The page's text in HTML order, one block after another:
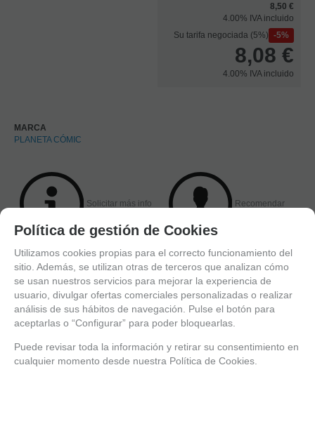
8,50 €
4.00% IVA incluido
Su tarifa negociada (5%)
5%
8,08 €
4.00% IVA incluido
MARCA
PLANETA CÓMIC
Solicitar más info Recomendar
Valorar
Entérate de lo último
Política de gestión de Cookies
Utilizamos cookies propias para el correcto funcionamiento del
sitio. Además, se utilizan otras de terceros que analizan cómo
se usan nuestros servicios para mejorar la experiencia de
usuario, divulgar ofertas comerciales personalizadas o realizar
análisis de sus hábitos de navegación. Pulse el botón para
aceptarlas o “Configurar” para poder bloquearlas.
Puede revisar toda la información y retirar su consentimiento en
cualquier momento desde nuestra Política de Cookies.